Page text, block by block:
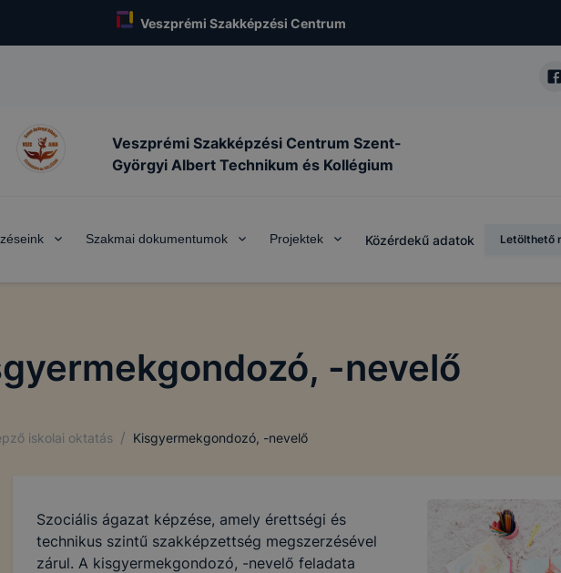
Veszprémi Szakképzési Centrum
Veszprémi Szakképzési Centrum Szent-
Györgyi Albert Technikum és Kollégium
Szakmai dokumentumok Projektek Közérdekű adatok Letölthető
-nevelő
iskolai oktatás / Kisgyermekgondozó, -nevelő
Szociális ágazat képzése, amely érettségi és
technikus szintű szakképzettség megszerzésével
zárul. A kisgyermekgondozó, -nevelő feladata